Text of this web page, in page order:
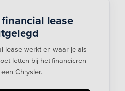
lease
lease werkt en waar je als
letten bij het financieren
Chrysler.